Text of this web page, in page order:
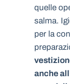
quelle
salma.
per la
anche